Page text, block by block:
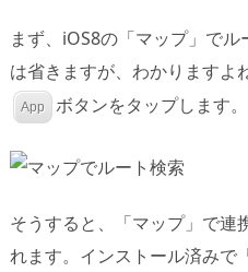
まず、iOS8の「マップ」で
は省きますが、わかりますよ
App ボタンをタップします。
そうすると、「マップ」で連
れます。インストール済みで